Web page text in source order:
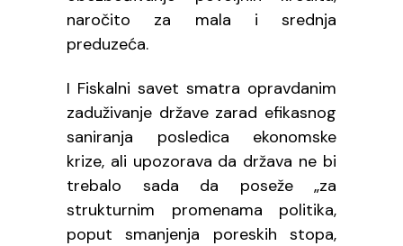
naročito za mala i srednja
preduzeća.
I Fiskalni savet smatra opravdanim
zaduživanje države zarad efikasnog
saniranja posledica ekonomske
krize, ali upozorava da država ne bi
trebalo sada da poseže „za
strukturnim promenama politika,
poput smanjenja poreskih stopa,